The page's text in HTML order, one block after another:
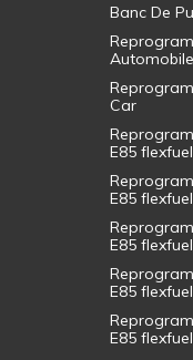
Banc De
Automobile
Car
E85
E85
E85
E85
E85